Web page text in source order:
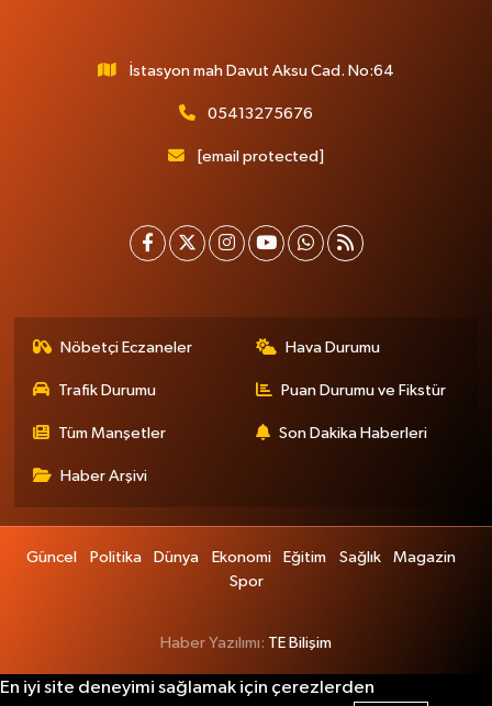
İstasyon mah Davut Aksu Cad. No:64
05413275676
[email protected]
Nöbetçi Eczaneler Hava Durumu
Trafik Durumu Puan Durumu ve Fikstür
Tüm Manşetler Son Dakika Haberleri
Haber Arşivi
Güncel Politika Dünya Ekonomi Eğitim Sağlık
Magazin
Spor
Haber Yazılımı: TE Bilişim
En iyi site deneyimi sağlamak için çerezlerden